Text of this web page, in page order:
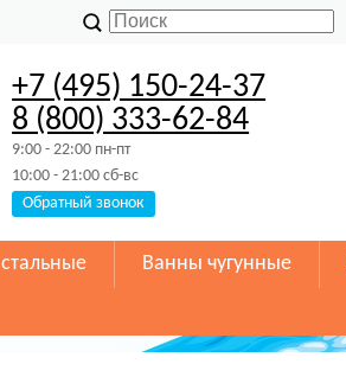
+7 (495) 150-24-37
8 (800) 333-62-84
9:00 - 22:00 пн-пт
10:00 - 21:00 сб-вс
Обратный звонок
Ванны чугунные